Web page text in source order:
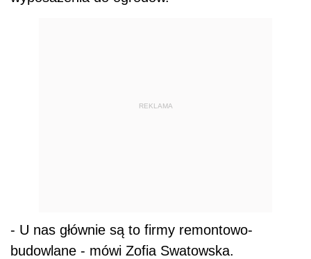
REKLAMA
- U nas głównie są to firmy remontowo-
budowlane - mówi Zofia Swatowska.